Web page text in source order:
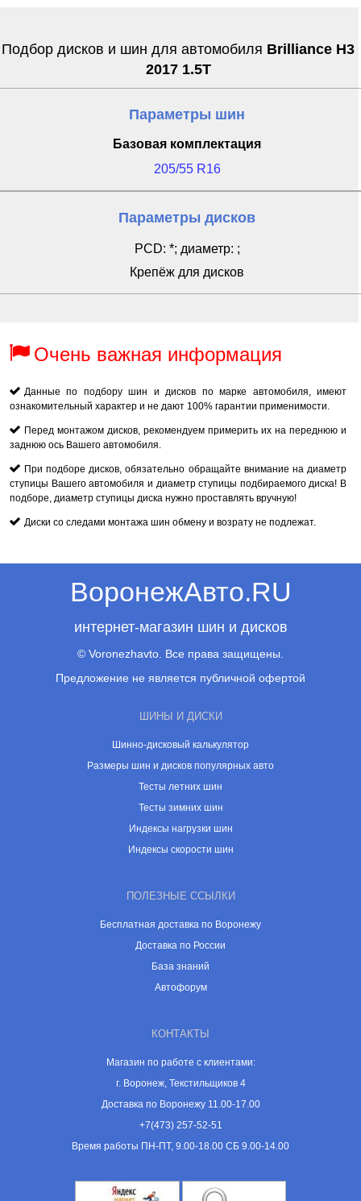
Подбор дисков и шин для автомобиля Brilliance H3
2017 1.5T
Параметры шин
Базовая комплектация
205/55 R16
Параметры дисков
PCD: *; диаметр: ;
Крепёж для дисков
Очень важная информация
Данные по подбору шин и дисков по марке автомобиля, имеют
ознакомительный характер и не дают 100% гарантии применимости.
Перед монтажом дисков, рекомендуем примерить их на переднюю и
заднюю ось Вашего автомобиля.
При подборе дисков, обязательно обращайте внимание на диаметр
ступицы Вашего автомобиля и диаметр ступицы подбираемого диска! В
подборе, диаметр ступицы диска нужно проставлять вручную!
Диски со следами монтажа шин обмену и возрату не подлежат.
ВоронежАвто.RU
интернет-магазин шин и дисков
© Voronezhavto. Все права защищены.
Предложение не является публичной офертой
ШИНЫ И ДИСКИ
Шинно-дисковый калькулятор
Размеры шин и дисков популярных авто
Тесты летних шин
Тесты зимних шин
Индексы нагрузки шин
Индексы скорости шин
ПОЛЕЗНЫЕ ССЫЛКИ
Бесплатная доставка по Воронежу
Доставка по России
База знаний
Автофорум
КОНТАКТЫ
Магазин по работе с клиентами:
г. Воронеж, Текстильщиков 4
Доставка по Воронежу 11.00-17.00
+7(473) 257-52-51
Время работы ПН-ПТ, 9.00-18.00 СБ 9.00-14.00